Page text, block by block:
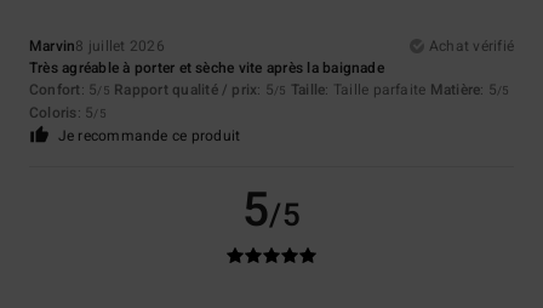
Marvin8 juillet 2026
Achat vérifié
Très agréable à porter et sèche vite après la baignade
Confort: 5/5 Rapport qualité / prix: 5/5 Taille: Taille parfaite Matière: 5/5
Coloris: 5/5
Je recommande ce produit
5/5